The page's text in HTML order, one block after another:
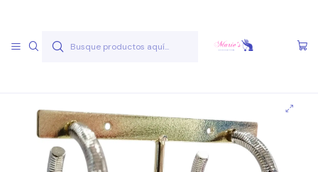
Inicio Joyas Acero Quirúgico Aros Acero Quirúgico
Aros A.Q. Plateados Aro AQ P 32